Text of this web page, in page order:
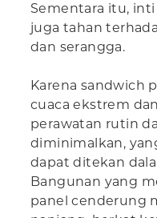
Sementara itu,
juga tahan
dan serangga.
Karena sandwich
cuaca ekstrem
perawatan rutin
diminimalkan,
dapat ditekan
Bangunan yang
panel cenderung